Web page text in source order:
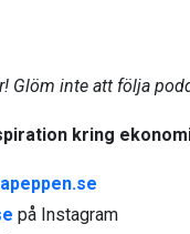
Glöm inte att följa
kring
på Instagram